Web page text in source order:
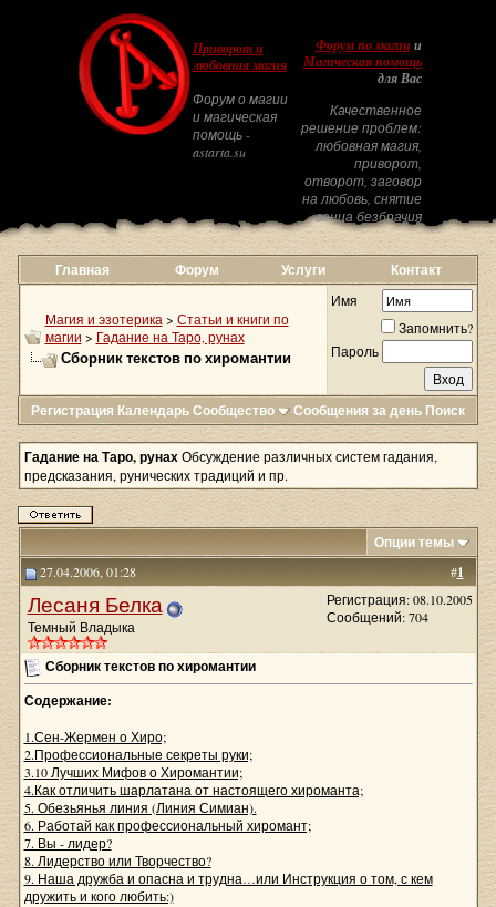
Приворот и
любовная магия
Форум о магии
и магическая
помощь -
astarta.su
Форум по магиии
Магическая помощь
для Вас
Качественное
решение проблем:
любовная магия,
приворот,
отворот, заговор
на любовь, снятие
венца безбрачия
Главная Форум Услуги Контакт
Магия и эзотерика > Статьи и книги по
магии > Гадание на Таро, рунах
Сборник текстов по хиромантии
Имя
Запомнить?
Пароль
Регистрация КалендарьСообщество Сообщения за день Поиск
Гадание на Таро, рунах Обсуждение различных систем гадания,
предсказания, рунических традиций и пр.
Опции темы
#1
27.04.2006, 01:28
Лесаня Белка
Темный Владыка
Регистрация: 08.10.2005
Сообщений: 704
Сборник текстов по хиромантии
Содержание:
1.Сен-Жермен о Хиро;
2.Профессиональные секреты руки;
3.10 Лучших Мифов о Хиромантии;
4.Как отличить шарлатана от настоящего хироманта;
5. Обезьянья линия (Линия Симиан).
6. Работай как профессиональный хиромант;
7. Вы - лидер?
8. Лидерство или Творчество?
9. Наша дружба и опасна и трудна…или Инструкция о том, с кем
дружить и кого любить:)